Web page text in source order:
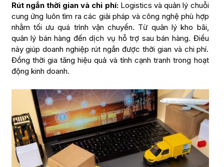
Rút ngắn thời gian và chi phí:Logistics và quản lý chuỗi
cung ứng luôn tìm ra các giải pháp và công nghệ phù hợp
nhằm tối ưu quá trình vận chuyển. Từ quản lý kho bãi,
quản lý bán hàng đến dịch vụ hỗ trợ sau bán hàng. Điều
này giúp doanh nghiệp rút ngắn được thời gian và chi phí.
Đồng thời gia tăng hiệu quả và tính cạnh tranh trong hoạt
động kinh doanh.